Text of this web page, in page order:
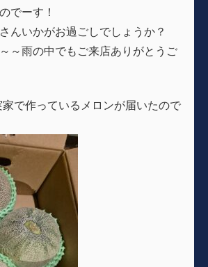
日
でーす！
んいかがお過ごしでしょうか？
～雨の中でもご来店ありがとうご
で作っているメロンが届いたので